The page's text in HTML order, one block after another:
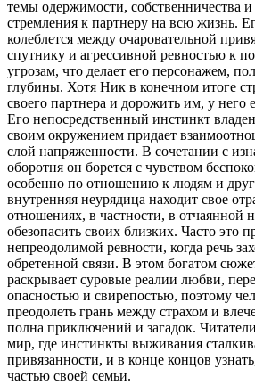
темы одержимости, собственничества и
стремления к партнеру на всю жизнь.
колеблется между очаровательной
спутнику и агрессивной ревностью к
угрозам, что делает его персонажем,
глубины. Хотя Ник в конечном итоге
своего партнера и дорожить им, у него
Его непосредственный инстинкт
своим окружением придает
слой напряженности. В сочетании с
оборотня он борется с чувством
особенно по отношению к людям и
внутренняя неурядица находит свое
отношениях, в частности, в отчаянной
обезопасить своих близких. Часто это
непреодолимой ревности, когда речь
обретенной связи. В этом богатом
раскрывает суровые реалии любви,
опасностью и свирепостью, поэтому
преодолеть грань между страхом и
полна приключений и загадок.
мир, где инстинкты выживания
привязанности, и в конце концов
частью своей семьи.